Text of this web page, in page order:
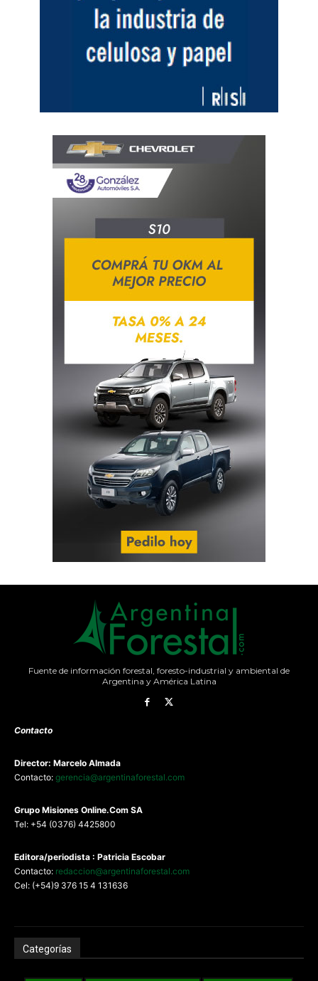
Fuente de información forestal, foresto-industrial y ambiental de
Argentina y América Latina
Contacto
Director: Marcelo Almada
Contacto: gerencia@argentinaforestal.com
Grupo Misiones Online.Com SA
Tel: +54 (0376) 4425800
Editora/periodista : Patricia Escobar
Contacto: redaccion@argentinaforestal.com
Cel: (+54)9 376 15 4 131636
Categorías